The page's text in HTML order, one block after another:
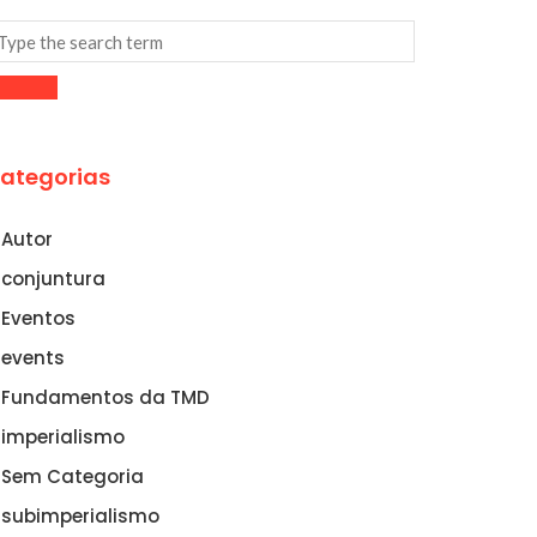
Autor
conjuntura
Eventos
events
Fundamentos da TMD
imperialismo
Sem Categoria
subimperialismo